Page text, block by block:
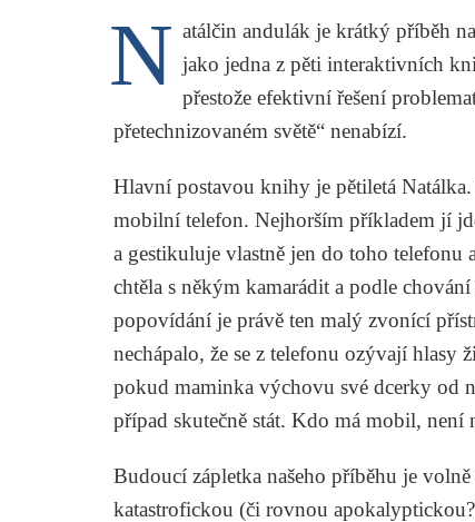
N atálčin andulák je krátký příběh
jako jedna z pěti interaktivních
přestože efektivní řešení
přetechnizovaném světě“ nenabízí.
Hlavní postavou knihy je pětiletá
mobilní telefon. Nejhorším příkladem jí
a gestikuluje vlastně jen do toho
chtěla s někým kamarádit a podle
popovídání je právě ten malý zvonící
nechápalo, že se z telefonu ozývají
pokud maminka výchovu své dcerky od
případ skutečně stát. Kdo má mobil, není
Budoucí zápletka našeho příběhu je
katastrofickou (či rovnou